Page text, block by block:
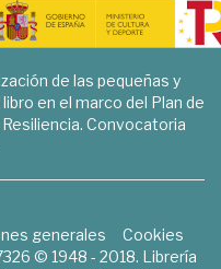
de las pequeñas y
en el marco del Plan de
Convocatoria
generales
Cookies
© 1948 - 2018. Librería